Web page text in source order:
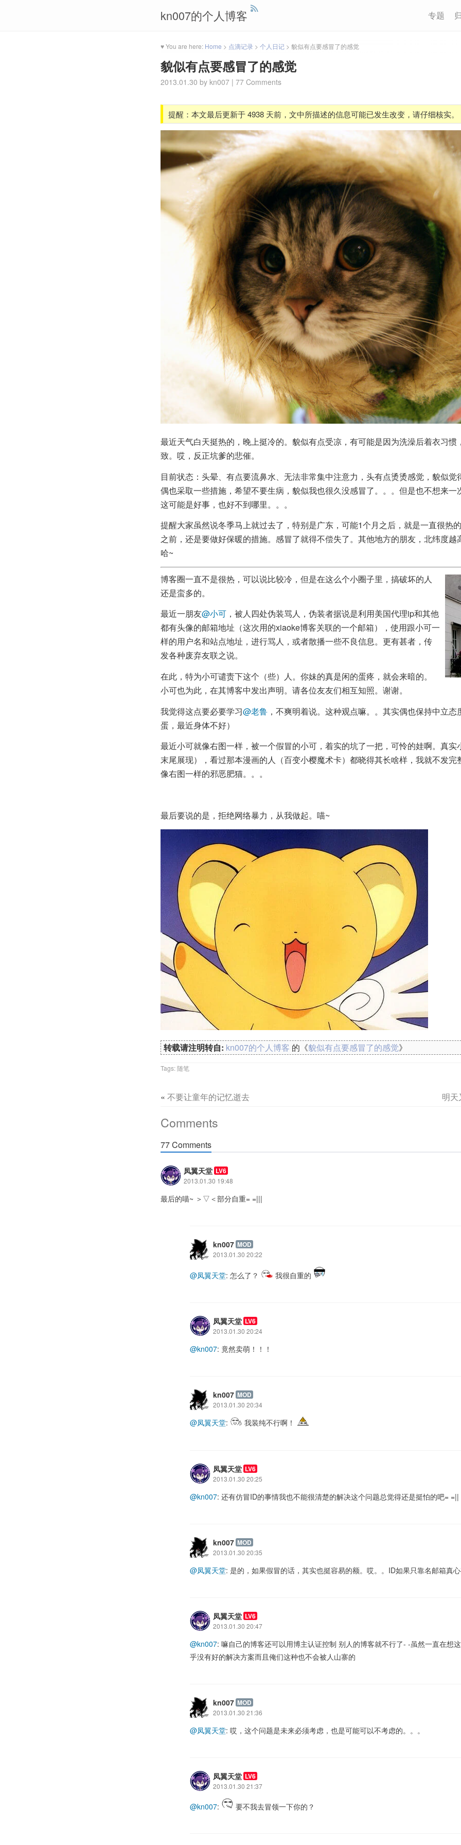
kn007的个人博客 专题
♥ You are here: Home > 点滴记录 > 个人日记 > 貌似有点要感冒了的感觉
貌似有点要感冒了的感觉
2013.01.30 by kn007 | 77 Comments
提醒：本文最后更新于 4938 天前，文中所描述的信息可能已发生改变，请仔细核实。
最近天气白天挺热的，晚上挺冷的。貌似有点受凉，有可能是因为洗澡后着衣习惯
致。哎，反正坑爹的悲催。
目前状态：头晕、有点要流鼻水、无法非常集中注意力，头有点烫烫感觉，貌似觉
偶也采取一些措施，希望不要生病，貌似我也很久没感冒了。。。但是也不想来一
这可能是好事，也好不到哪里。。。
提醒大家虽然说冬季马上就过去了，特别是广东，可能1个月之后，就是一直很热
之前，还是要做好保暖的措施。感冒了就得不偿失了。其他地方的朋友，北纬度越
哈~
博客圈一直不是很热，可以说比较冷，但是在这么个小圈子里，搞破坏的人
还是蛮多的。
最近一朋友@小可 ，被人四处伪装骂人，伪装者据说是利用美国代理ip和其他
都有头像的邮箱地址（这次用的xiaoke博客关联的一个邮箱），使用跟小可一
样的用户名和站点地址，进行骂人，或者散播一些不良信息。更有甚者，传
发各种废弃友联之说。
在此，特为小可谴责下这个（些）人。你妹的真是闲的蛋疼，就会来暗的。
小可也为此，在其博客中发出声明。请各位友友们相互知照。谢谢。
我觉得这点要必要学习@老鲁 ，不爽明着说。这种观点嘛。。其实偶也保持中立
蛋，最近身体不好）
最近小可就像右图一样，被一个假冒的小可，着实的坑了一把，可怜的娃啊。真实
末尾展现），看过那本漫画的人（百变小樱魔术卡）都晓得其长啥样，我就不发完
像右图一样的邪恶肥猫。。。
最后要说的是，拒绝网络暴力，从我做起。喵~
转载请注明转自: kn007的个人博客 的《貌似有点要感冒了的感觉》
Tags:随笔
« 不要让童年的记忆逝去 明天
Comments
77 Comments
凤翼天堂 LV6
2013.01.30 19:48
最后的喵~ ＞▽＜部分自重= =|||
kn007 MOD
2013.01.30 20:22
@凤翼天堂: 怎么了？ 我很自重的
凤翼天堂 LV6
2013.01.30 20:24
@kn007: 竟然卖萌！！！
kn007 MOD
2013.01.30 20:34
@凤翼天堂: 我装纯不行啊！
凤翼天堂 LV6
2013.01.30 20:25
@kn007: 还有仿冒ID的事情我也不能很清楚的解决这个问题总觉得还是挺怕的吧= =||
kn007 MOD
2013.01.30 20:35
@凤翼天堂: 是的，如果假冒的话，其实也挺容易的额。哎。。ID如果只靠名邮箱真
凤翼天堂 LV6
2013.01.30 20:47
@kn007: 嘛自己的博客还可以用博主认证控制 别人的博客就不行了- -虽然一直在想
乎没有好的解决方案而且俺们这种也不会被人山寨的
kn007 MOD
2013.01.30 21:36
@凤翼天堂: 哎，这个问题是未来必须考虑，也是可能可以不考虑的。。。
凤翼天堂 LV6
2013.01.30 21:37
@kn007: 要不我去冒领一下你的？